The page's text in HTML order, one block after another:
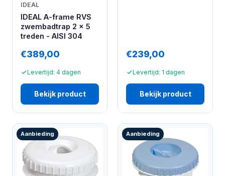
IDEAL
IDEAL A-frame RVS
zwembadtrap 2 x 5
treden - AISI 304
€389,00
Levertijd: 4 dagen
Bekijk product
€239,00
Levertijd: 1 dagen
Bekijk product
Aanbieding Aanbieding